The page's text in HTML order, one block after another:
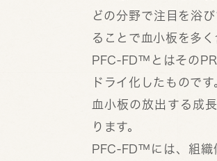
どの分野で注目を浴
ることで血小板を多
PFC-FD™とはその
ドライ化したものです
血小板の放出する成
ります。
PFC-FD™には、組織